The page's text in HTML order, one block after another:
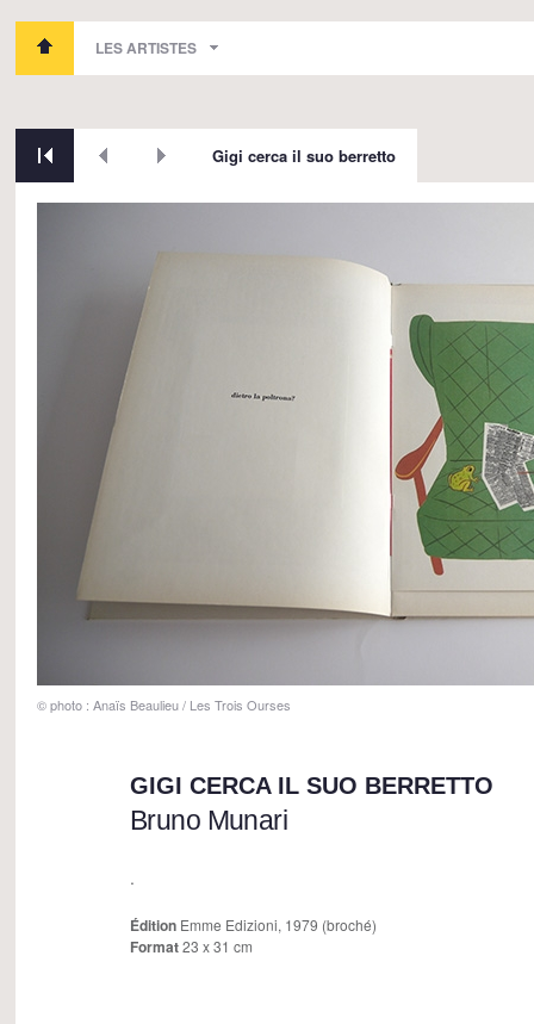
LES ARTISTES
Gigi cerca il suo berretto
© photo : Anaïs Beaulieu / Les Trois Ourses
GIGI CERCA IL SUO BERRETTO
Bruno Munari
.
Édition Emme Edizioni, 1979 (broché)
Format23 x 31 cm